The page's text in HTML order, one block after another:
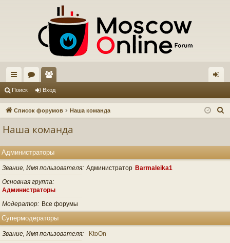
с
ы ум
ол
ьз
ел
и
д
Поиск Вход
Список форумов Наша команда
Наша команда
Администраторы
Звание, Имя пользователя Администратор Barmaleika1
Основная группа
Администраторы
Модератор
Все форумы
Супермодераторы
Звание, Имя пользователя
KtoOn